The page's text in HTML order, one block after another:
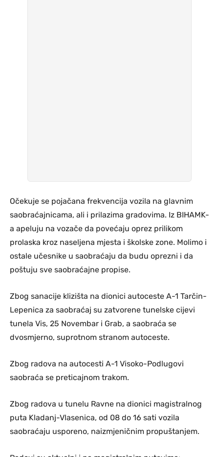
Očekuje se pojačana frekvencija vozila na glavnim
saobraćajnicama, ali i prilazima gradovima. Iz BIHAMK-
a apeluju na vozače da povećaju oprez prilikom
prolaska kroz naseljena mjesta i školske zone. Molimo i
ostale učesnike u saobraćaju da budu oprezni i da
poštuju sve saobraćajne propise.
Zbog sanacije klizišta na dionici autoceste A-1 Tarčin-
Lepenica za saobraćaj su zatvorene tunelske cijevi
tunela Vis, 25 Novembar i Grab, a saobraća se
dvosmjerno, suprotnom stranom autoceste.
Zbog radova na autocesti A-1 Visoko-Podlugovi
saobraća se preticajnom trakom.
Zbog radova u tunelu Ravne na dionici magistralnog
puta Kladanj-Vlasenica, od 08 do 16 sati vozila
saobraćaju usporeno, naizmjeničnim propuštanjem.